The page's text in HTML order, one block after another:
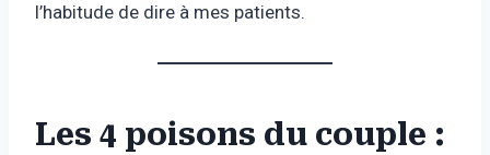
l’habitude de dire à mes patients.
Les 4 poisons du couple :